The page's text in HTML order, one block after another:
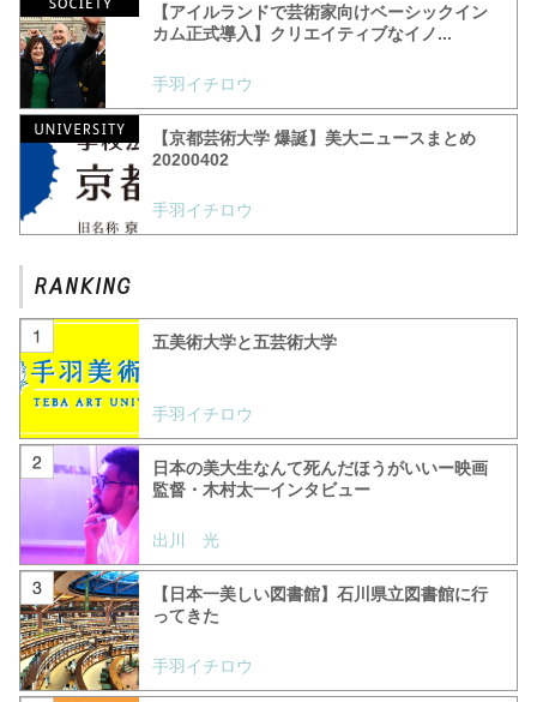
【アイルランドで芸術家向けベーシックイン
カム正式導入】クリエイティブなイノ...
手羽イチロウ
【京都芸術大学 爆誕】美大ニュースまとめ
20200402
手羽イチロウ
五美術大学と五芸術大学
手羽イチロウ
日本の美大生なんて死んだほうがいいー映画
監督・木村太一インタビュー
出川 光
【日本一美しい図書館】石川県立図書館に行
ってきた
手羽イチロウ